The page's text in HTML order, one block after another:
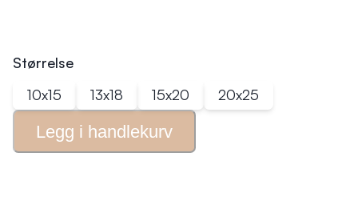
Størrelse
10x15
13x18 15x20 20x25
Legg i handlekurv